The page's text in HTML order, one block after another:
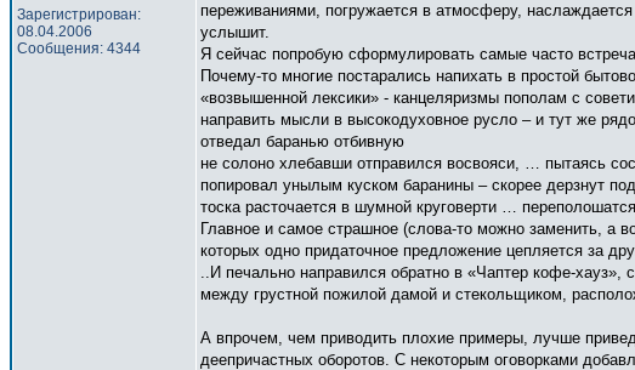
Зарегистрирован:
08.04.2006
Сообщения: 4344
переживаниями, погружается в атмосферу,
услышит.
Я сейчас попробую сформулировать самые часто
Почему-то многие постарались напихать в простой
«возвышенной лексики» - канцеляризмы пополам с
направить мысли в высокодуховное русло – и тут же
отведал баранью отбивную
не солоно хлебавши отправился восвояси, … пытаясь
попировал унылым куском баранины – скорее дерзнут
тоска расточается в шумной круговерти …
Главное и самое страшное (слова-то можно заменить, а
которых одно придаточное предложение цепляется за
..И печально направился обратно в «Чаптер кофе-
между грустной пожилой дамой и стекольщиком,
А впрочем, чем приводить плохие примеры, лучше
деепричастных оборотов. С некоторым оговорками